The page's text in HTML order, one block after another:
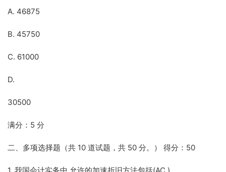
A. 46875
B. 45750
C. 61000
D.
30500
满分：5 分
二、多项选择题（共 10 道试题，共 50 分。） 得分：50